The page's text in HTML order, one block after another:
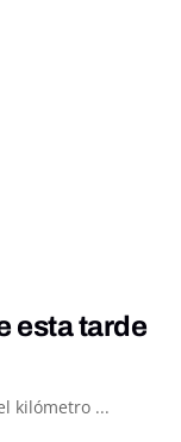
esta tarde
kilómetro ...